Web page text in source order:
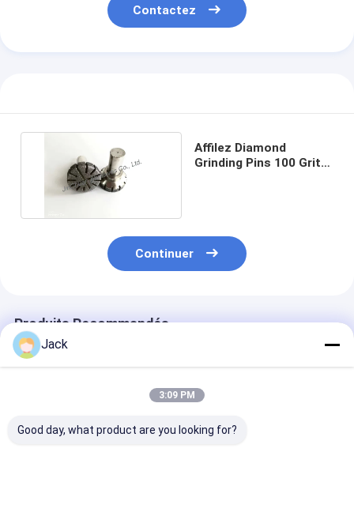
Contactez
Affilez Diamond
Grinding Pins 100 Grit
Continuer
Produits Recommandés
Jack
3:09 PM
Good day, what product are you looking for?